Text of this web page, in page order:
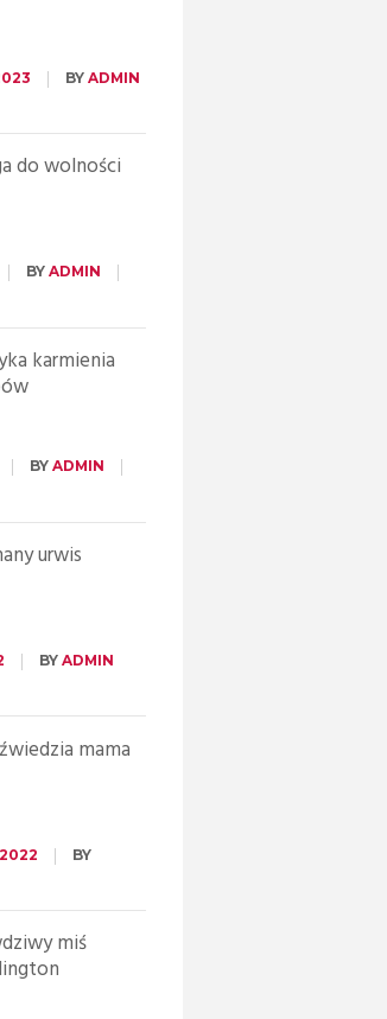
BY ADMIN
do wolności
BY ADMIN
karmienia
BY ADMIN
urwis
BY ADMIN
mama
BY
miś